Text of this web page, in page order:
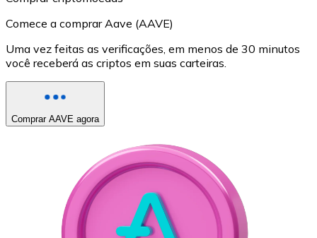
Comece a comprar Aave (AAVE)
Uma vez feitas as verificações, em menos de 30 minutos
você receberá as criptos em suas carteiras.
Comprar AAVE agora